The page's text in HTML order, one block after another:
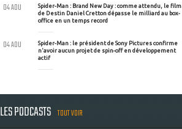
Spider-Man : Brand New Day : comme attendu, le film
de Destin Daniel Cretton dépasse le milliard au box-
office en un temps record
04 AOU
Spider-Man : le président de Sony Pictures confirme
n'avoir aucun projet de spin-off en développement
actif
04 AOU
LES PODCASTS TOUT VOIR